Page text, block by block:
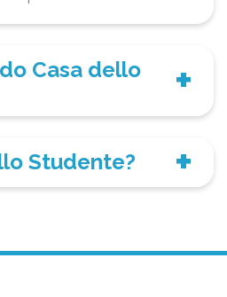
Casa dello
Studente?